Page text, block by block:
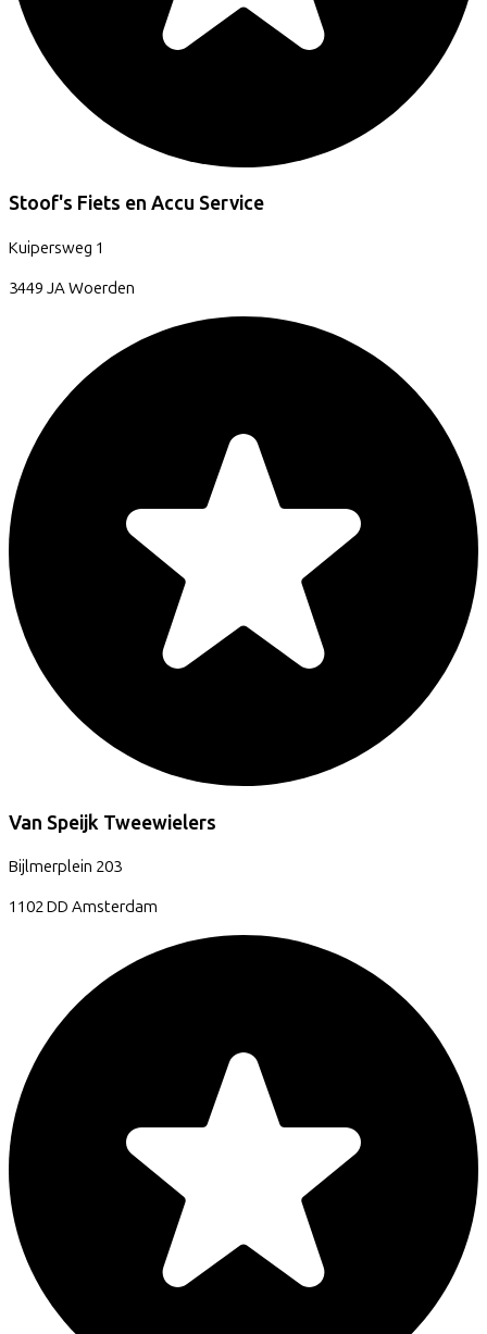
Stoof's Fiets en Accu Service
Kuipersweg 1
3449 JAWoerden
Van Speijk Tweewielers
Bijlmerplein 203
1102 DD Amsterdam